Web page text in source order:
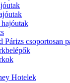
Párizs csoportosan
Hotelek